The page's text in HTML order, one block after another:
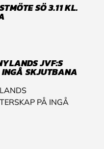
SÖ 3.11 KL.
JVF:S
SKJUTBANA
PÅ INGÅ